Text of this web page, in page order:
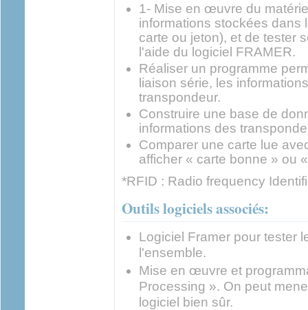
1- Mise en œuvre du
informations stockées dans
carte ou jeton), et de tester
l'aide du logiciel FRAMER.
Réaliser un programme
liaison série, les
transpondeur.
Construire une base de
informations des
Comparer une carte lue
afficher « carte bonne » ou
*RFID : Radio frequency
Outils logiciels associés:
Logiciel Framer pour tester
l'ensemble.
Mise en œuvre et
Processing ». On peut
logiciel bien sûr.